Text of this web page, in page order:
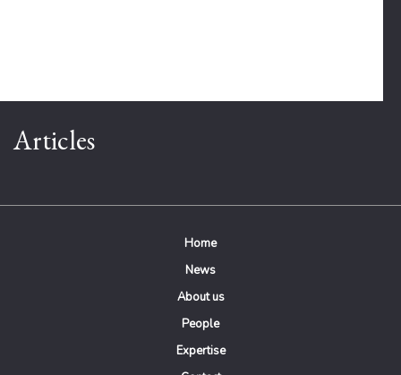
Articles
Home
News
About us
People
Expertise